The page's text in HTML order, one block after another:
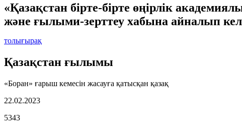
«Қазақстан бірте-бірте өңірлік
және ғылыми-зерттеу хабына айналып
толығырақ
Қазақстан ғылымы
«Боран» ғарыш кемесін жасауға қатысқан қазақ
22.02.2023
5343